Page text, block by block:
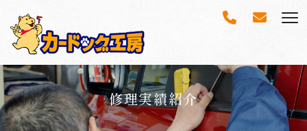
修理実績紹介